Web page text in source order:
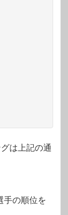
は上記の通
手の順位を